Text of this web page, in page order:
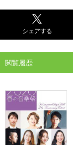
シェアする
閲覧履歴